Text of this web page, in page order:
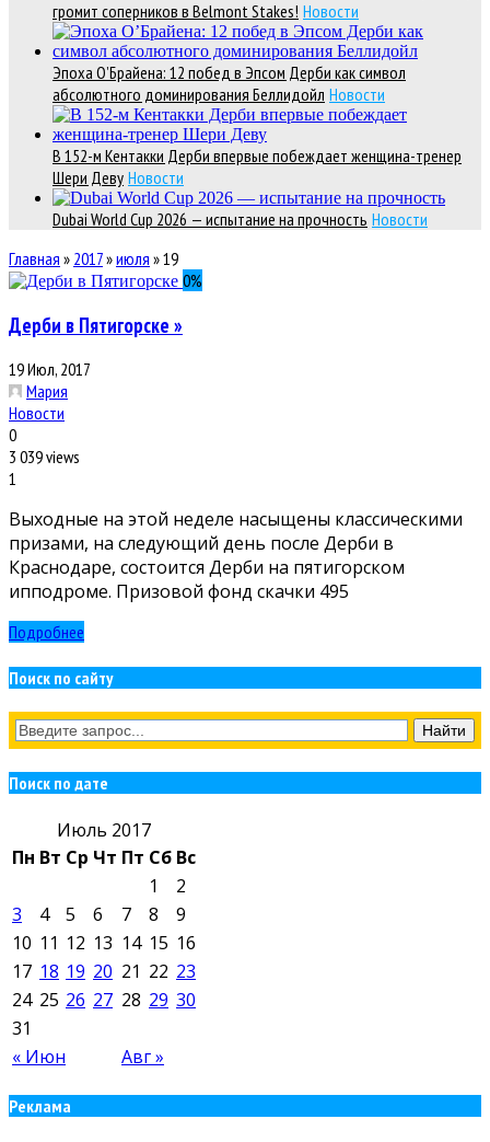
громит соперников в Belmont Stakes! Новости
Эпоха О’Брайена: 12 побед в Эпсом Дерби как символ
абсолютного доминирования Беллидойл Новости
В 152-м Кентакки Дерби впервые побеждает женщина-тренер
Шери Деву Новости
Dubai World Cup 2026 — испытание на прочность Новости
Главная » 2017»июля »19
0%
Дерби в Пятигорске »
19 Июл, 2017
Мария
Новости
0
3 039 views
1
Выходные на этой неделе насыщены классическими
призами, на следующий день после Дерби в
Краснодаре, состоится Дерби на пятигорском
ипподроме. Призовой фонд скачки 495
Подробнее
Поиск по сайту
Поиск по дате
Июль 2017
Пн Вт Ср Чт Пт Сб Вс
« Июн Авг »
1
2
3
4 5 6 7 8
9
10 11 12 13 14 15 16
17 18 19 20 21 22 23
24 25 26 27 28 29 30
31
Реклама